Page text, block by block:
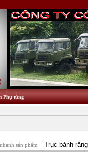
Phụ tùng
sản phẩm